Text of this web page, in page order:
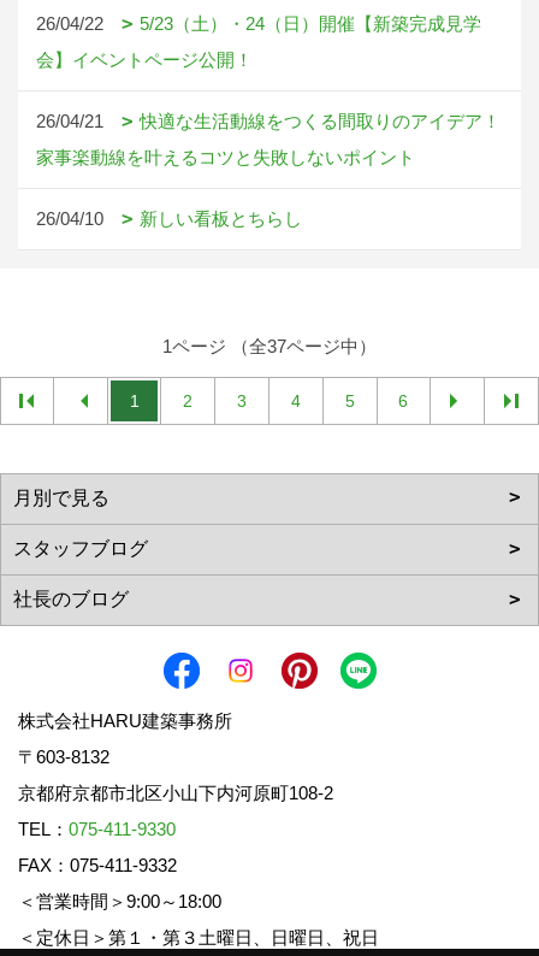
26/04/22
5/23（土）・24（日）開催【新築完成見学
会】イベントページ公開！
26/04/21
快適な生活動線をつくる間取りのアイデア！
家事楽動線を叶えるコツと失敗しないポイント
26/04/10 新しい看板とちらし
1ページ （全37ページ中）
1 2 3 4 5 6
株式会社HARU建築事務所
〒603-8132
京都府京都市北区小山下内河原町108-2
TEL： 075-411-9330
FAX：075-411-9332
＜営業時間＞9:00～18:00
＜定休日＞第１・第３土曜日、日曜日、祝日